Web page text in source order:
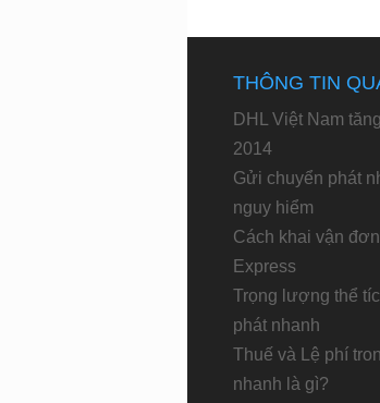
THÔNG TIN
DHL Việt Nam
2014
Gửi chuyển phát
nguy hiểm
Cách khai vận
Express
Trọng lượng thể
phát nhanh
Thuế và Lệ phí
nhanh là gì?